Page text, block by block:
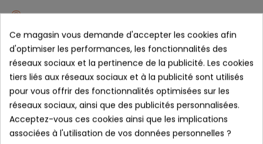
Livraison GRATUITE A partir de 80€ (France)
Politique retours Sous 14 Jours
Donnez votre avis
DESCRIPTION
Ce magasin vous demande d'accepter les cookies afin
d'optimiser les performances, les fonctionnalités des
réseaux sociaux et la pertinence de la publicité. Les cookies
tiers liés aux réseaux sociaux et à la publicité sont utilisés
pour vous offrir des fonctionnalités optimisées sur les
réseaux sociaux, ainsi que des publicités personnalisées.
Acceptez-vous ces cookies ainsi que les implications
associées à l'utilisation de vos données personnelles ?